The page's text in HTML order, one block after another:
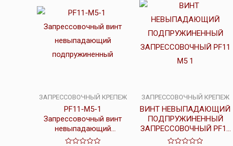
ЗАПРЕССОВОЧНЫЙ КРЕПЕЖ
PF11-M5-1
Запрессовочный винт
невыпадающий
подпружиненный
ЗАПРЕССОВОЧНЫЙ КРЕПЕЖ
ВИНТ НЕВЫПАДАЮЩИЙ
ПОДПРУЖИНЕННЫЙ
ЗАПРЕССОВОЧНЫЙ PF11
M5 1